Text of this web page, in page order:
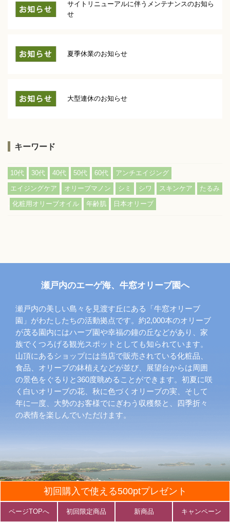
サイトリニューアルに伴うメンテナンスのお知ら
せ
夏季休業のお知らせ
大型連休のお知らせ
キーワード
10代 30代 40代 50代 60代 アンチエイジング
エイジングケア オリーブマノン シミ シワ スキンケア たるみ
化粧用オリーブオイル 年齢肌 日本オリーブ
瀬戸内のエーゲ海、牛窓オリーブ園へ
瀬戸内の美しい島々を見渡す丘にある「牛窓オリーブ
園」がわたしたちの活動拠点です。約2,000本のオリーブ
が茂る園内にはハーブ園や幸福の鐘の丘などがあり、家
族でくつろげる観光スポットとしても知られています。
山頂にあるショップには当店で販売されている化粧品、
食品、オリーブの鉢植えなどが並び、展望台からは周囲
の景色をぐるりと360度眺めることができます。初夏に咲
く白いオリーブの花、秋に色づくオリーブの実、そして
年に一度、大勢のお客様でにぎわう収穫祭と、四季折々
の表情を楽しんでいただけます。
初回購入で使える500ptプレゼント
ページTOPへ 初回限定商品 新商品 キャンペーン